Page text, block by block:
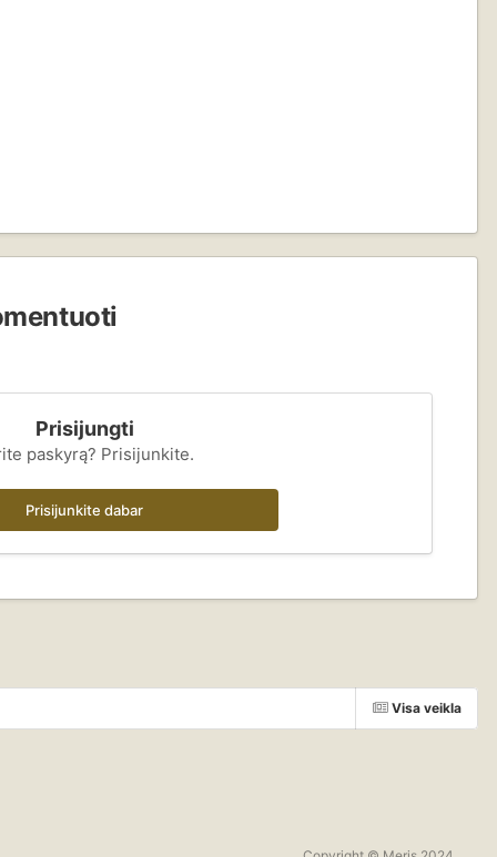
Prisijungti
paskyrą? Prisijunkite.
Prisijunkite dabar
Visa veikla